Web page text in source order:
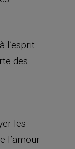
l’esprit
des
les
l’amour